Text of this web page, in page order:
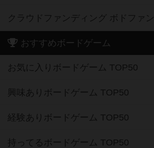
クラウドファンディング ボドファン
おすすめボードゲーム
お気に入りボードゲーム TOP50
興味ありボードゲーム TOP50
経験ありボードゲーム TOP50
持ってるボードゲーム TOP50